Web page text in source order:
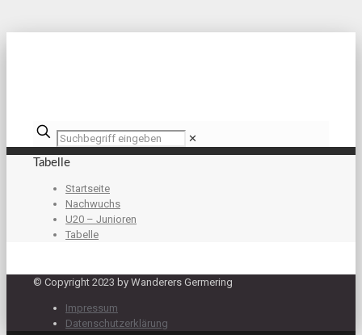
✕
Tabelle
Startseite
Nachwuchs
U20 – Junioren
Tabelle
© Copyright 2023 by Wanderers Germering
Impressum
Datenschutzerklärung